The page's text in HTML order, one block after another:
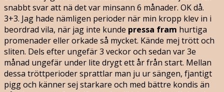
snabbt svar att nä det var minsann 6 månader. OK då.
3+3. Jag hade nämligen perioder när min kropp klev in i
beordrad vila, när jag inte kunde pressa fram hurtiga
promenader eller orkade så mycket. Kände mej trött och
sliten. Dels efter ungefär 3 veckor och sedan var 3e
månad ungefär under lite drygt ett år från start. Mellan
dessa tröttperioder sprattlar man ju ur sängen, fjantigt
pigg och känner sej starkare och med bättre kondis än